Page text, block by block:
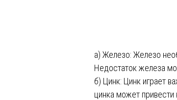
а) Железо: Железо
Недостаток железа
б) Цинк: Цинк играет
цинка может